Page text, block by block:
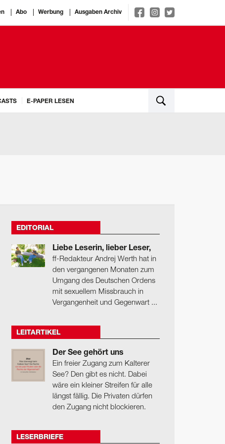
Abo Werbung Ausgaben Archiv
E-PAPER LESEN
EDITORIAL
Liebe Leserin, lieber Leser,
ff-Redakteur Andrej Werth hat in
den vergangenen Monaten zum
Umgang des Deutschen Ordens
mit sexuellem Missbrauch in
Vergangenheit und Gegenwart ...
LEITARTIKEL
Der See gehört uns
Ein freier Zugang zum Kalterer
See? Den gibt es nicht. Dabei
wäre ein kleiner Streifen für alle
längst fällig. Die Privaten dürfen
den Zugang nicht blockieren.
LESERBRIEFE